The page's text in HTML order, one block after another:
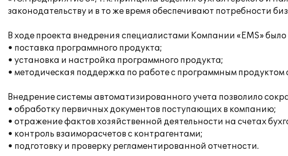
законодательству и в то же время обеспечивают потребности
В ходе проекта внедрения специалистами Компании «EMS»
• поставка программного продукта;
• установка и настройка программного продукта;
• методическая поддержка по работе с программным
Внедрение системы автоматизированного учета позволило
• обработку первичных документов поступающих в компанию;
• отражение фактов хозяйственной деятельности на счетах
• контроль взаиморасчетов с контрагентами;
• подготовку и проверку регламентированной отчетности.